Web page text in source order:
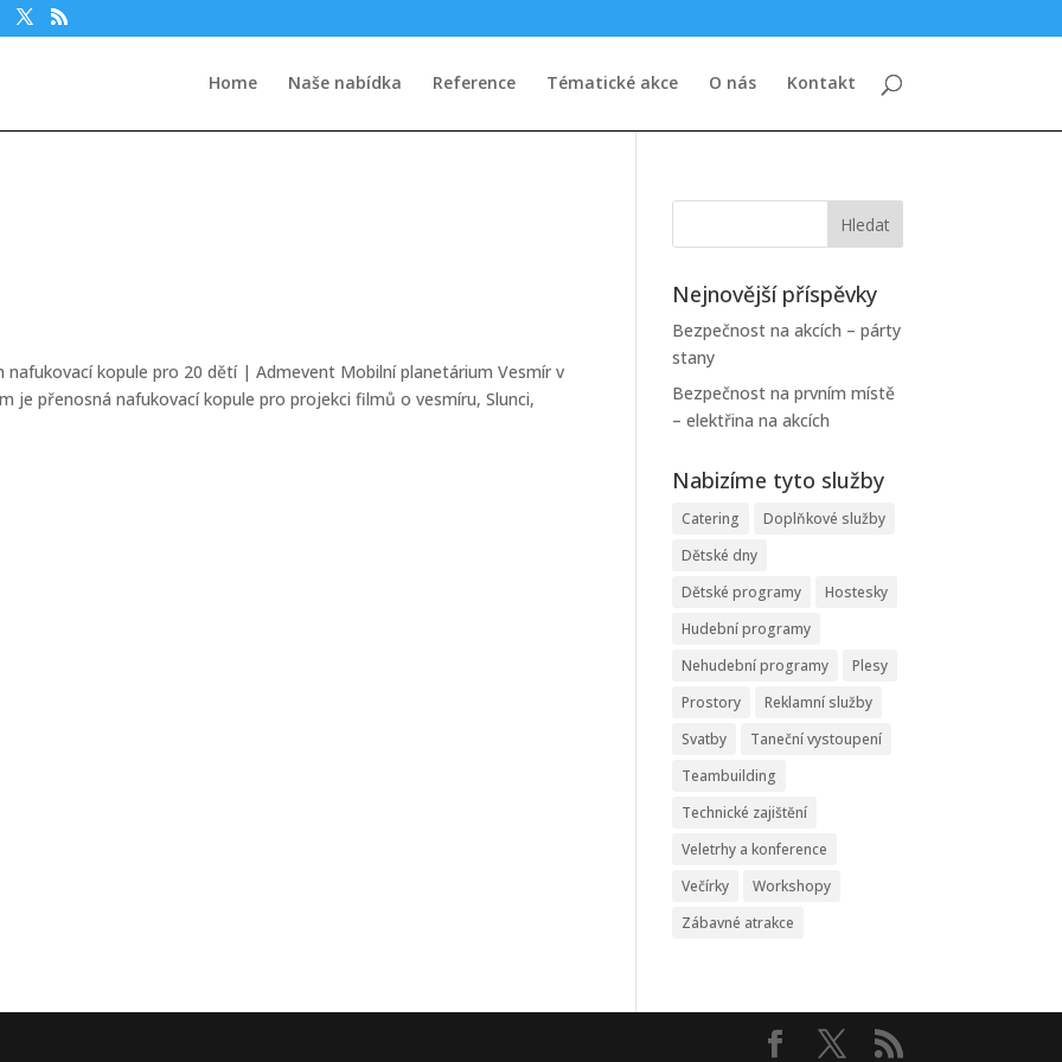
Home Naše nabídka Reference Tématické akce O nás Kontakt
kopule pro 20 dětí | Admevent Mobilní planetárium Vesmír v
je přenosná nafukovací kopule pro projekci filmů o vesmíru, Slunci,
Nejnovější příspěvky
Bezpečnost na akcích – párty
stany
Bezpečnost na prvním místě
– elektřina na akcích
Nabizíme tyto služby
Catering
Doplňkové služby
Dětské dny
Dětské programy
Hostesky
Hudební programy
Nehudební programy
Plesy
Prostory
Reklamní služby
Svatby
Taneční vystoupení
Teambuilding
Technické zajištění
Veletrhy a konference
Večírky
Workshopy
Zábavné atrakce